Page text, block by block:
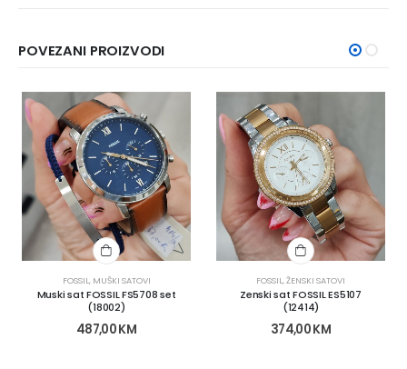
POVEZANI PROIZVODI
FOSSIL, MUŠKI SATOVI
Muski sat FOSSIL FS5708 set
(18002)
487,00KM
FOSSIL,ŽENSKI SATOVI
Zenski sat FOSSIL ES5107
(12414)
374,00KM